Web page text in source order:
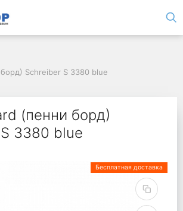
Schreiber S 3380 blue
(пенни борд)
3380 blue
Бесплатная доставка